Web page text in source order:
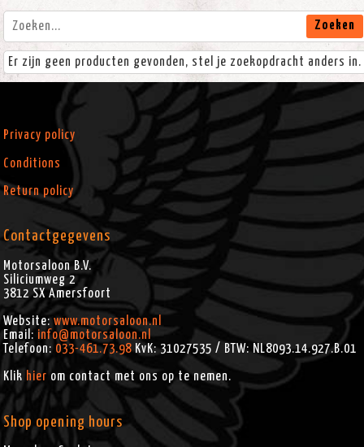
Zoeken
Er zijn geen producten gevonden, stel je zoekopdracht anders in.
Privacy policy
Conditions
Return policy
Contactgegevens
Motorsaloon B.V.
Siliciumweg 2
3812 SX Amersfoort
Website:www.motorsaloon.nl
Email: info@motorsaloon.nl
Telefoon: 033-461.73.98 KvK: 31027535 / BTW: NL8093.14.927.B.01
Klik hier om contact met ons op te nemen.
Shop opening hours